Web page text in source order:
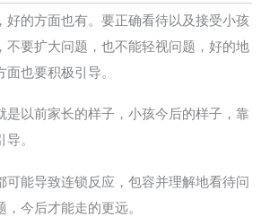
好的方面也有。要正确看待以及接受小孩
不要扩大问题，也不能轻视问题，好的地
也要积极引导。
是以前家长的样子，小孩今后的样子，靠
。
可能导致连锁反应，包容并理解地看待问
今后才能走的更远。